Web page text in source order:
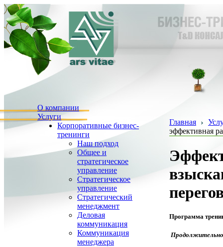
О компании
Услуги
Корпоративные бизнес-
тренинги
Наш подход
Общее и
стратегическое
управление
Стратегическое
управление
Стратегический
менеджмент
Деловая
коммуникация
Коммуникация
менеджера
Главная
эффективная
Программа